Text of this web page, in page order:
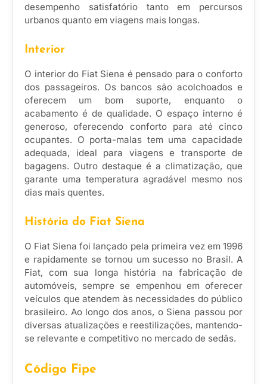
desempenho satisfatório tanto em percursos
urbanos quanto em viagens mais longas.
Interior
O interior do Fiat Siena é pensado para o conforto
dos passageiros. Os bancos são acolchoados e
oferecem um bom suporte, enquanto o
acabamento é de qualidade. O espaço interno é
generoso, oferecendo conforto para até cinco
ocupantes. O porta-malas tem uma capacidade
adequada, ideal para viagens e transporte de
bagagens. Outro destaque é a climatização, que
garante uma temperatura agradável mesmo nos
dias mais quentes.
História do Fiat Siena
O Fiat Siena foi lançado pela primeira vez em 1996
e rapidamente se tornou um sucesso no Brasil. A
Fiat, com sua longa história na fabricação de
automóveis, sempre se empenhou em oferecer
veículos que atendem às necessidades do público
brasileiro. Ao longo dos anos, o Siena passou por
diversas atualizações e reestilizações, mantendo-
se relevante e competitivo no mercado de sedãs.
Código Fipe